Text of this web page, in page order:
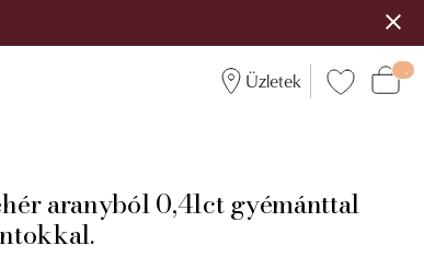
Üzletek
aranyból 0,41ct gyémánttal